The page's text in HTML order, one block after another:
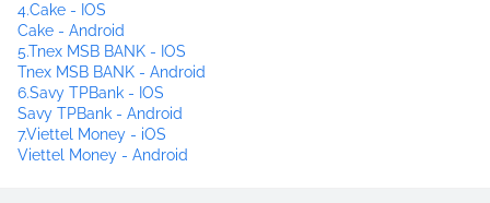
4.Cake - IOS
Cake - Android
5.Tnex MSB BANK - IOS
Tnex MSB BANK - Android
6.Savy TPBank - IOS
Savy TPBank - Android
7.Viettel Money - iOS
Viettel Money - Android